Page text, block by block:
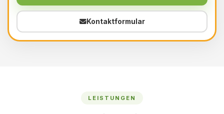
Kontaktformular
LEISTUNGEN